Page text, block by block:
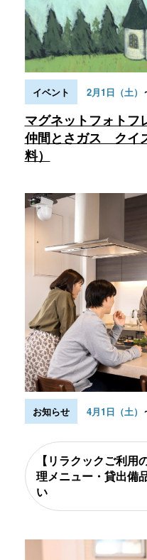
イベント 2月1日（土）
マグネットフォトフ
仲間とさガス クイ
料）
お知らせ 4月1日（土）
【リラクックご利
理メニュー・貸出備
い